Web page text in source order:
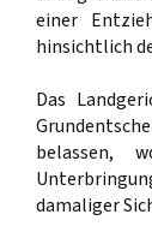
einer
hinsichtlich
Das
belassen,
damaliger